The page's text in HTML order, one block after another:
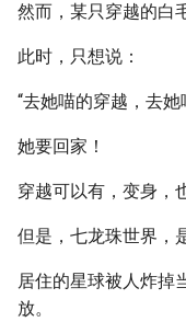
然而，某只穿越的白
此时，只想说：
“去她喵的穿越，去她
她要回家！
穿越可以有，变身，
但是，七龙珠世界，
居住的星球被人炸掉
放。